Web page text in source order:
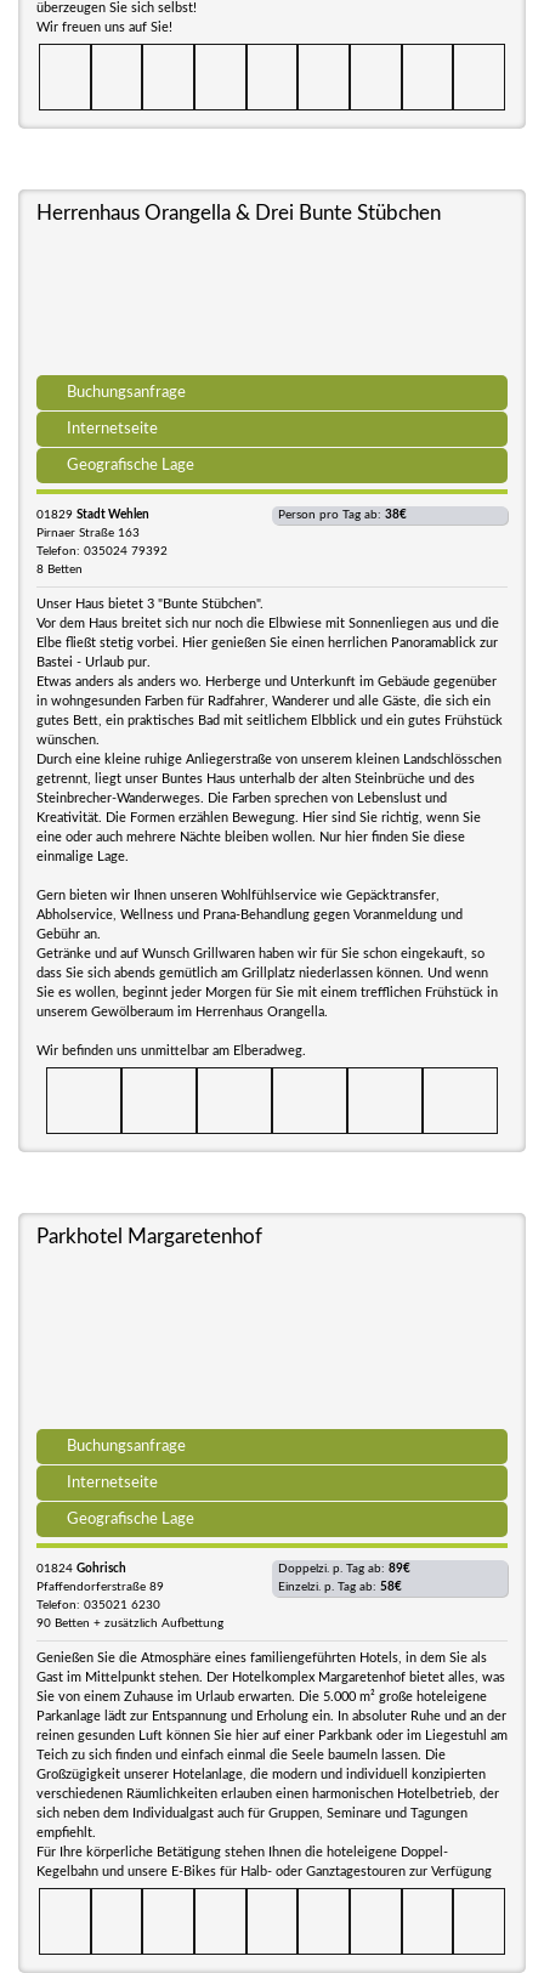
überzeugen Sie sich selbst!
Wir freuen uns auf Sie!
Herrenhaus Orangella & Drei Bunte Stübchen
Buchungsanfrage
Internetseite
Geografische Lage
01829 Stadt Wehlen
Pirnaer Straße 163
Telefon: 035024 79392
8 Betten
Person pro Tag ab: 38€
Unser Haus bietet 3 "Bunte Stübchen".
Vor dem Haus breitet sich nur noch die Elbwiese mit Sonnenliegen aus und die
Elbe fließt stetig vorbei. Hier genießen Sie einen herrlichen Panoramablick zur
Bastei - Urlaub pur.
Etwas anders als anders wo. Herberge und Unterkunft im Gebäude gegenüber
in wohngesunden Farben für Radfahrer, Wanderer und alle Gäste, die sich ein
gutes Bett, ein praktisches Bad mit seitlichem Elbblick und ein gutes Frühstück
wünschen.
Durch eine kleine ruhige Anliegerstraße von unserem kleinen Landschlösschen
getrennt, liegt unser Buntes Haus unterhalb der alten Steinbrüche und des
Steinbrecher-Wanderweges. Die Farben sprechen von Lebenslust und
Kreativität. Die Formen erzählen Bewegung. Hier sind Sie richtig, wenn Sie
eine oder auch mehrere Nächte bleiben wollen. Nur hier finden Sie diese
einmalige Lage.
Gern bieten wir Ihnen unseren Wohlfühlservice wie Gepäcktransfer,
Abholservice, Wellness und Prana-Behandlung gegen Voranmeldung und
Gebühr an.
Getränke und auf Wunsch Grillwaren haben wir für Sie schon eingekauft, so
dass Sie sich abends gemütlich am Grillplatz niederlassen können. Und wenn
Sie es wollen, beginnt jeder Morgen für Sie mit einem trefflichen Frühstück in
unserem Gewölberaum im Herrenhaus Orangella.
Wir befinden uns unmittelbar am Elberadweg.
Parkhotel Margaretenhof
Buchungsanfrage
Internetseite
Geografische Lage
01824 Gohrisch
Pfaffendorferstraße 89
Telefon: 035021 6230
90 Betten + zusätzlich Aufbettung
Doppelzi. p. Tag ab: 89€
Einzelzi. p. Tag ab: 58€
Genießen Sie die Atmosphäre eines familiengeführten Hotels, in dem Sie als
Gast im Mittelpunkt stehen. Der Hotelkomplex Margaretenhof bietet alles, was
Sie von einem Zuhause im Urlaub erwarten. Die 5.000 m² große hoteleigene
Parkanlage lädt zur Entspannung und Erholung ein. In absoluter Ruhe und an der
reinen gesunden Luft können Sie hier auf einer Parkbank oder im Liegestuhl am
Teich zu sich finden und einfach einmal die Seele baumeln lassen. Die
Großzügigkeit unserer Hotelanlage, die modern und individuell konzipierten
verschiedenen Räumlichkeiten erlauben einen harmonischen Hotelbetrieb, der
sich neben dem Individualgast auch für Gruppen, Seminare und Tagungen
empfiehlt.
Für Ihre körperliche Betätigung stehen Ihnen die hoteleigene Doppel-
Kegelbahn und unsere E-Bikes für Halb- oder Ganztagestouren zur Verfügung